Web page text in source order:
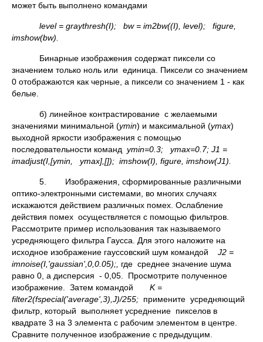
может быть выполнено командами
level = graythresh(I); bw = im2bw((I), level); figure,
imshow(bw).
Бинарные изображения содержат пиксели со
значением только ноль или единица. Пиксели со значением
0 отображаются как черные, а пиксели со значением 1 - как
белые.
б) линейное контрастирование с желаемыми
значениями минимальной (ymin) и максимальной (ymax)
выходной яркости изображения с помощью
последовательности команд ymin=0.3; ymax=0.7; J1 =
imadjust(I,[ymin, ymax],[]); imshow(I), figure, imshow(J1).
5. Изображения, сформированные различными
оптико-электронными системами, во многих случаях
искажаются действием различных помех. Ослабление
действия помех осуществляется с помощью фильтров.
Рассмотрите пример использования так называемого
усредняющего фильтра Гаусса. Для этого наложите на
исходное изображение гауссовский шум командой J2 =
imnoise(I,'gaussian',0,0.05);, где среднее значение шума
равно 0, а дисперсия - 0,05. Просмотрите полученное
изображение. Затем командой K =
filter2(fspecial('average',3),J)/255; примените усредняющий
фильтр, который выполняет усреднение пикселов в
квадрате 3 на 3 элемента с рабочим элементом в центре.
Сравните полученное изображение с предыдущим.